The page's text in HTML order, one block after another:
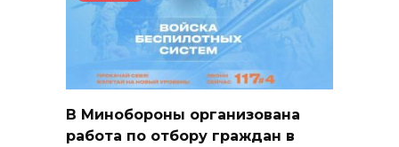
В Минобороны организована
работа по отбору граждан в